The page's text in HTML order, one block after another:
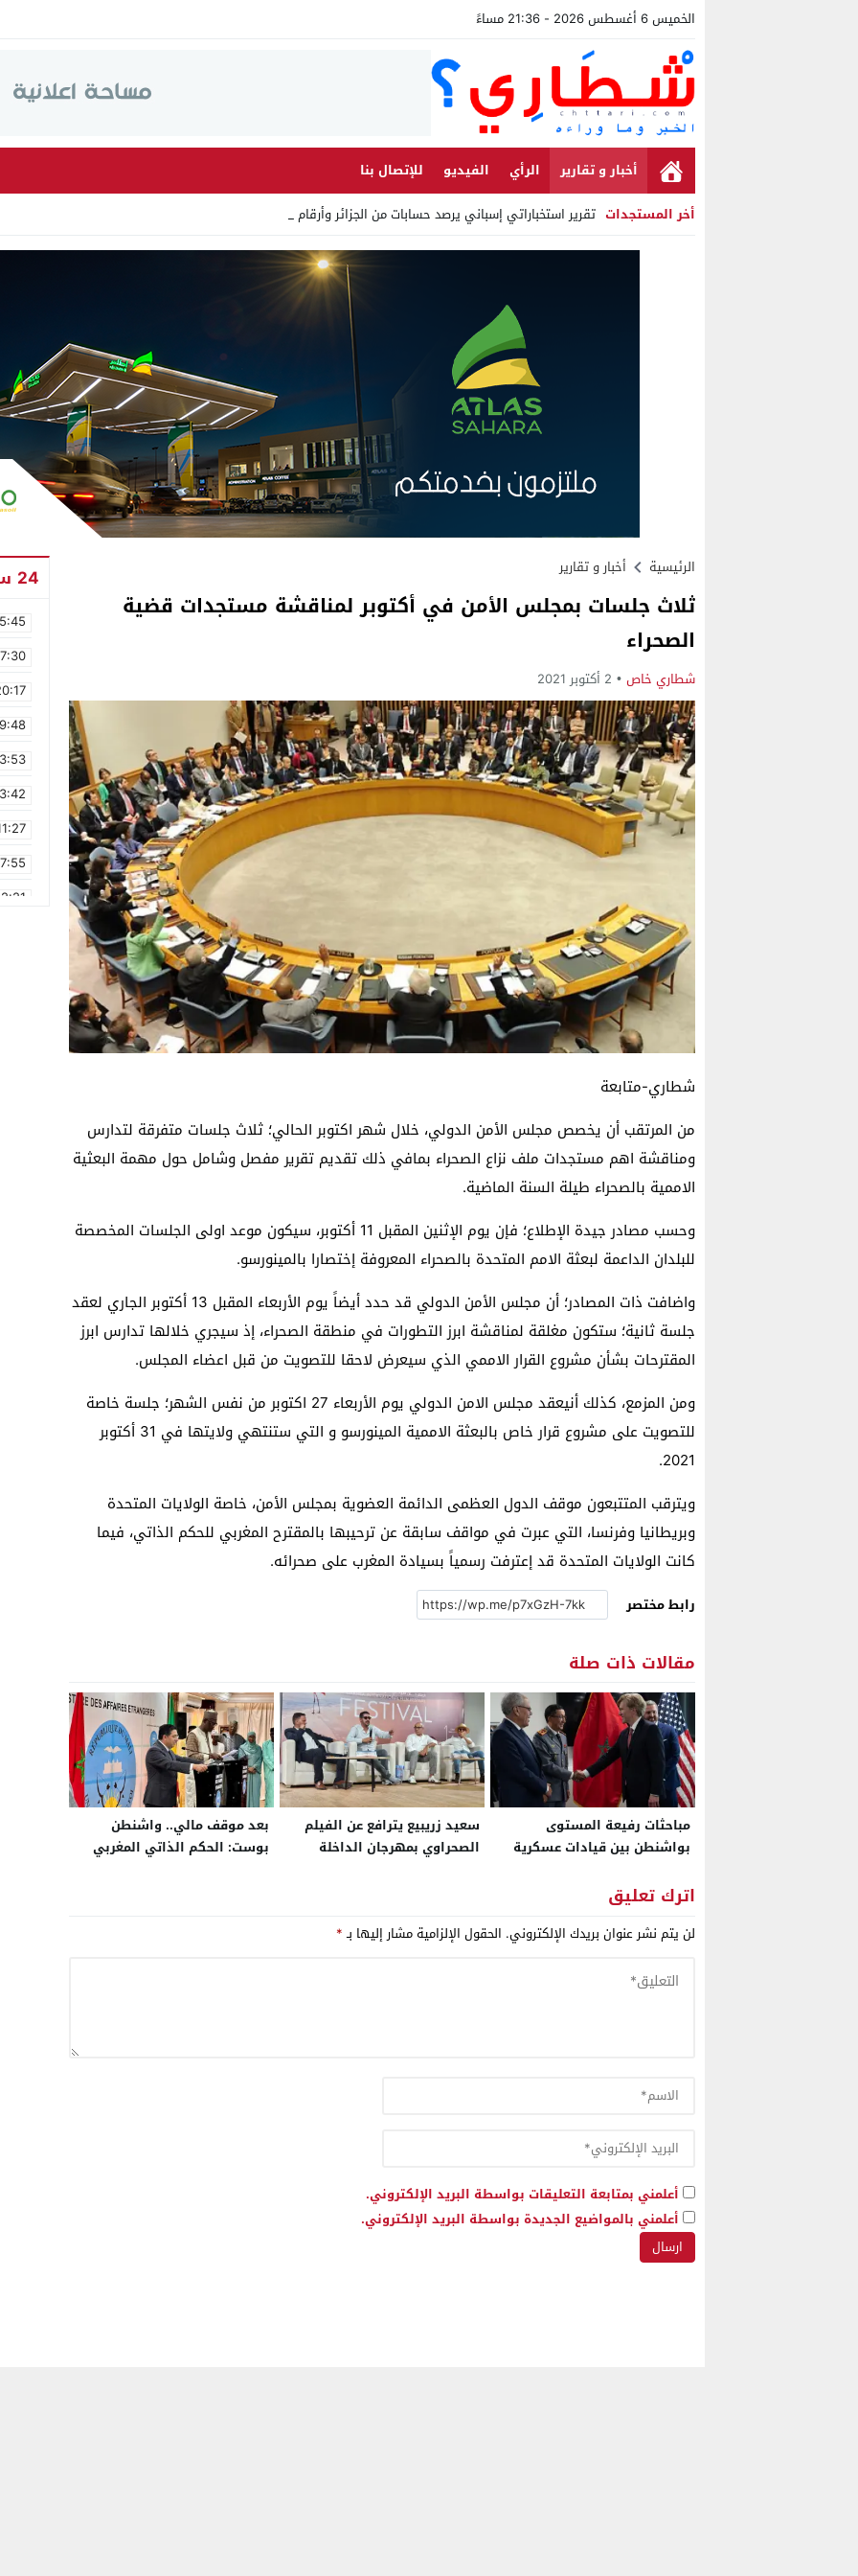
الخميس 6 أغسطس 2026 - 21:36 مساءً
أخبار و تقارير الرأي الفيديو
للإتصال بنا
أخر المستجدات تقرير استخباراتي إسباني يرصد حسابات من الجزائر وأرقاما بـ”213+” _
Stop
الرئيسية أخبار و تقارير
ثلاث جلسات بمجلس الأمن في أكتوبر لمناقشة مستجدات قضية
الصحراء
شطاري خاص 2 أكتوبر 2021
شطاري-متابعة
من المرتقب أن يخصص مجلس الأمن الدولي، خلال شهر اكتوبر الحالي؛ ثلاث جلسات متفرقة لتدارس
ومناقشة اهم مستجدات ملف نزاع الصحراء بمافي ذلك تقديم تقرير مفصل وشامل حول مهمة البعثية
الاممية بالصحراء طيلة السنة الماضية.
وحسب مصادر جيدة الإطلاع؛ فإن يوم الإثنين المقبل 11 أكتوبر، سيكون موعد اولى الجلسات المخصصة
للبلدان الداعمة لبعثة الامم المتحدة بالصحراء المعروفة إختصارا بالمينورسو.
واضافت ذات المصادر؛ أن مجلس الأمن الدولي قد حدد أيضاً يوم الأربعاء المقبل 13 أكتوبر الجاري لعقد
جلسة ثانية؛ ستكون مغلقة لمناقشة ابرز التطورات في منطقة الصحراء، إذ سيجري خلالها تدارس ابرز
المقترحات بشأن مشروع القرار الاممي الذي سيعرض لاحقا للتصويت من قبل اعضاء المجلس.
ومن المزمع، كذلك أنيعقد مجلس الامن الدولي يوم الأربعاء 27 اكتوبر من نفس الشهر؛ جلسة خاصة
للتصويت على مشروع قرار خاص بالبعثة الاممية المينورسو و التي ستنتهي ولايتها في 31 أكتوبر
2021.
ويترقب المتتبعون موقف الدول العظمى الدائمة العضوية بمجلس الأمن، خاصة الولايات المتحدة
وبريطانيا وفرنسا، التي عبرت في مواقف سابقة عن ترحيبها بالمقترح المغربي للحكم الذاتي، فيما
كانت الولايات المتحدة قد إعترفت رسمياً بسيادة المغرب على صحرائه.
رابط مختصر
مقالات ذات صلة
مباحثات رفيعة المستوى
بواشنطن بين قيادات عسكرية
الاستشارية للدفاع بين البلدين
سعيد زريبيع يترافع عن الفيلم
الصحراوي بمهرجان الداخلة
بعد موقف مالي.. واشنطن
بوست: الحكم الذاتي المغربي
اترك تعليق
لن يتم نشر عنوان بريدك الإلكتروني. الحقول الإلزامية مشار إليها بـ*
أعلمني بمتابعة التعليقات بواسطة البريد الإلكتروني.
أعلمني بالمواضيع الجديدة بواسطة البريد الإلكتروني.
24 ساعة